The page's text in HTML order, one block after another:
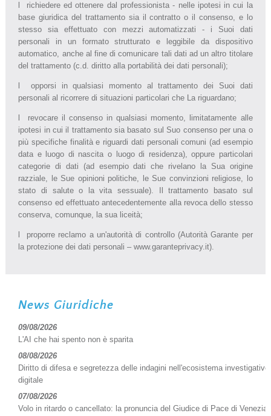
l richiedere ed ottenere dal professionista - nelle ipotesi in cui la
base giuridica del trattamento sia il contratto o il consenso, e lo
stesso sia effettuato con mezzi automatizzati - i Suoi dati
personali in un formato strutturato e leggibile da dispositivo
automatico, anche al fine di comunicare tali dati ad un altro titolare
del trattamento (c.d. diritto alla portabilità dei dati personali);
l opporsi in qualsiasi momento al trattamento dei Suoi dati
personali al ricorrere di situazioni particolari che La riguardano;
l revocare il consenso in qualsiasi momento, limitatamente alle
ipotesi in cui il trattamento sia basato sul Suo consenso per una o
più specifiche finalità e riguardi dati personali comuni (ad esempio
data e luogo di nascita o luogo di residenza), oppure particolari
categorie di dati (ad esempio dati che rivelano la Sua origine
razziale, le Sue opinioni politiche, le Sue convinzioni religiose, lo
stato di salute o la vita sessuale). Il trattamento basato sul
consenso ed effettuato antecedentemente alla revoca dello stesso
conserva, comunque, la sua liceità;
l proporre reclamo a un'autorità di controllo (Autorità Garante per
la protezione dei dati personali – www.garanteprivacy.it).
News Giuridiche
09/08/2026
L'AI che hai spento non è sparita
08/08/2026
Diritto di difesa e segretezza delle indagini nell'ecosistema investigativo
digitale
07/08/2026
Volo in ritardo o cancellato: la pronuncia del Giudice di Pace di Venezia